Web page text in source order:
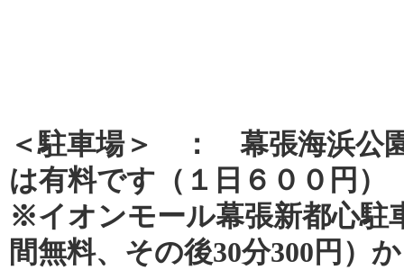
＜駐車場＞ ： 幕張海浜公
は有料です（１日６００円）
※イオンモール幕張新都心駐
間無料、その後30分300円）